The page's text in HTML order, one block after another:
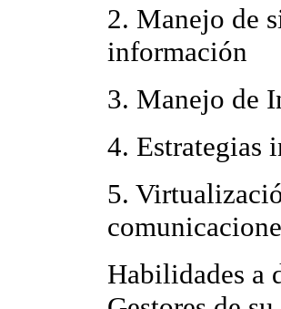
2. Manejo de
información
3. Manejo de
4. Estrategias
5.
Habilidades a